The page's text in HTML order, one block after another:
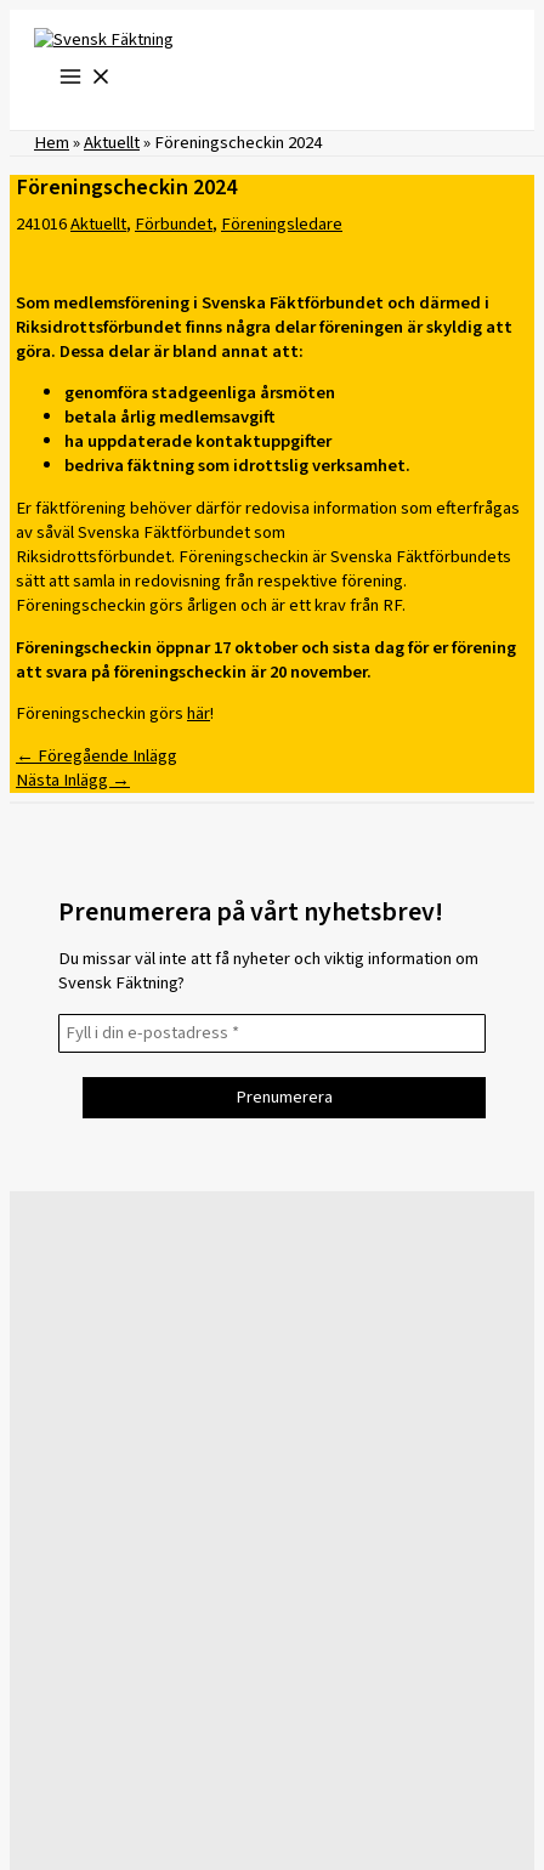
innehåll
Hem»Aktuellt»Föreningscheckin 2024
Föreningscheckin 2024
241016Aktuellt,Förbundet,Föreningsledare
Som medlemsförening i Svenska Fäktförbundet och därmed i
Riksidrottsförbundet finns några delar föreningen är skyldig att
göra. Dessa delar är bland annat att:
genomföra stadgeenliga årsmöten
betala årlig medlemsavgift
ha uppdaterade kontaktuppgifter
bedriva fäktning som idrottslig verksamhet.
Er fäktförening behöver därför redovisa information som efterfrågas
av såväl Svenska Fäktförbundet som
Riksidrottsförbundet. Föreningscheckin är Svenska Fäktförbundets
sätt att samla in redovisning från respektive förening.
Föreningscheckin görs årligen och är ett krav från RF.
Föreningscheckin öppnar 17 oktober och sista dag för er förening
att svara på föreningscheckin är 20 november.
Föreningscheckin görshär!
← Föregående Inlägg
Nästa Inlägg →
Prenumerera på vårt nyhetsbrev!
Du missar väl inte att få nyheter och viktig information om
Svensk Fäktning?